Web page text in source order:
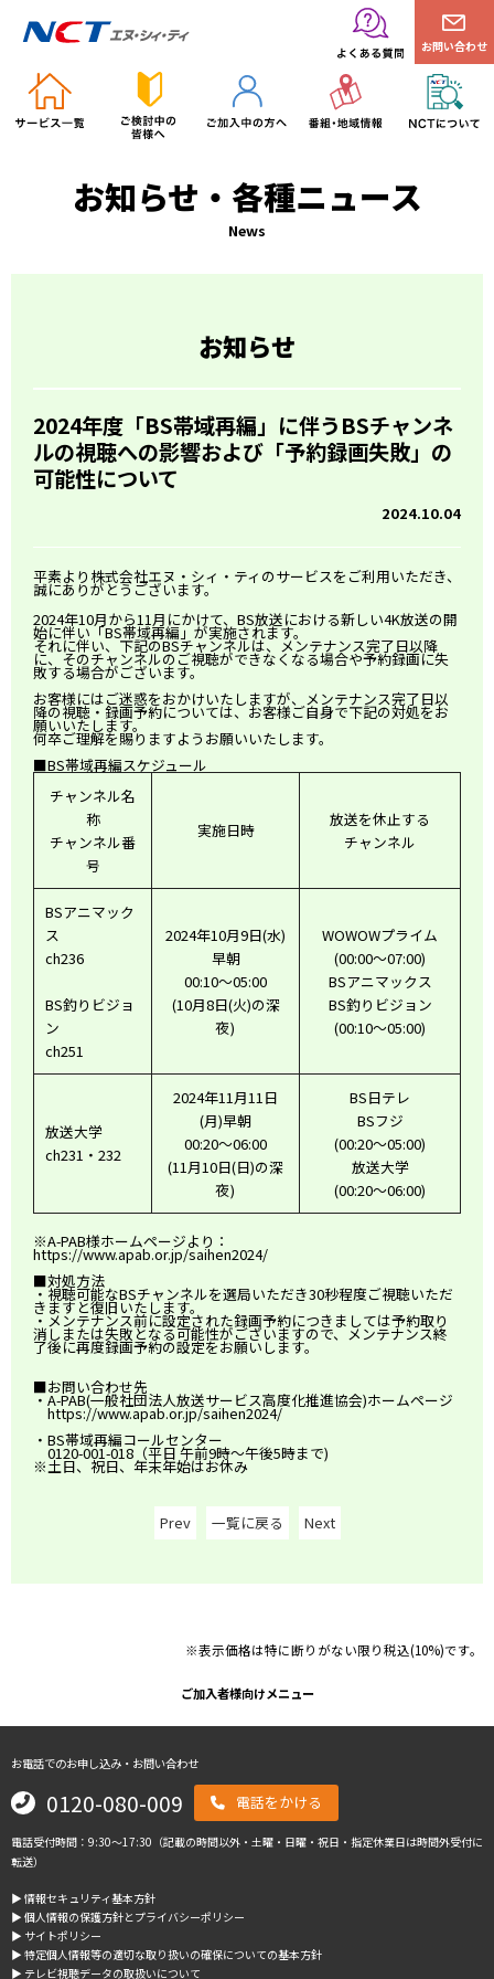
お問い合わせ
お知らせ・各種ニュース
News
お知らせ
2024年度「BS帯域再編」に伴うBSチャンネ
ルの視聴への影響および「予約録画失敗」の
可能性について
2024.10.04
平素より株式会社エヌ・シィ・ティのサービスをご利用いただき、
誠にありがとうございます。
2024年10月から11月にかけて、BS放送における新しい4K放送の開
始に伴い「BS帯域再編」が実施されます。
それに伴い、下記のBSチャンネルは、メンテナンス完了日以降
に、そのチャンネルのご視聴ができなくなる場合や予約録画に失
敗する場合がございます。
お客様にはご迷惑をおかけいたしますが、メンテナンス完了日以
降の視聴・録画予約については、お客様ご自身で下記の対処をお
願いいたします。
何卒ご理解を賜りますようお願いいたします。
■BS帯域再編スケジュール
チャンネル名
称
チャンネル番
号
実施日時
放送を休止する
チャンネル
BSアニマック
ス
ch236
BS釣りビジョ
ン
ch251
2024年10月9日(水)
早朝
00:10～05:00
(10月8日(火)の深
夜)
WOWOWプライム
(00:00～07:00)
BSアニマックス
BS釣りビジョン
(00:10～05:00)
放送大学
ch231・232
2024年11月11日
(月)早朝
00:20～06:00
(11月10日(日)の深
夜)
BS日テレ
BSフジ
(00:20～05:00)
放送大学
(00:20～06:00)
※A-PAB様ホームページより：
https://www.apab.or.jp/saihen2024/
■対処方法
・視聴可能なBSチャンネルを選局いただき30秒程度ご視聴いただ
きますと復旧いたします。
・メンテナンス前に設定された録画予約につきましては予約取り
消しまたは失敗となる可能性がございますので、メンテナンス終
了後に再度録画予約の設定をお願いします。
■お問い合わせ先
・A-PAB(一般社団法人放送サービス高度化推進協会)ホームページ
https://www.apab.or.jp/saihen2024/
・BS帯域再編コールセンター
0120-001-018（平日 午前9時～午後5時まで)
※土日、祝日、年末年始はお休み
Prev 一覧に戻る Next
※表示価格は特に断りがない限り税込(10%)です。
ご加入者様向けメニュー
お電話でのお申し込み・お問い合わせ
0120-080-009 電話をかける
電話受付時間：9:30～17:30（記載の時間以外・土曜・日曜・祝日・指定休業日は時間外受付に
転送）
▶︎ 情報セキュリティ基本方針
▶︎ 個人情報の保護方針とプライバシーポリシー
▶︎ サイトポリシー
▶︎ 特定個人情報等の適切な取り扱いの確保についての基本方針
▶︎ テレビ視聴データの取扱いについて